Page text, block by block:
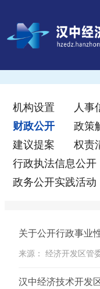
机构设置 人事
财政公开
政策
建议提案
权责
行政执法信息公开
政务公开实践活动
关于公开行政事业
来源： 经济开发区管
汉中经济技术开发